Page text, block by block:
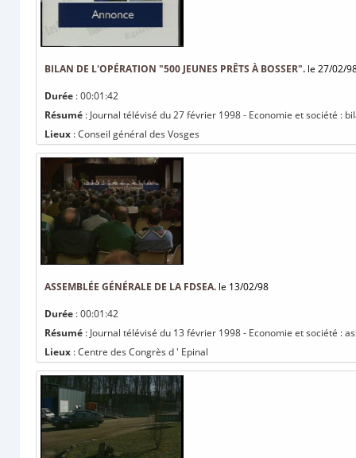
BILAN DE L'OPÉRATION "500 JEUNES PRÊTS À BOSSER". le 27/02/
Durée : 00:01:42
Résumé : Journal télévisé du 27 février 1998 - Economie et société :
Lieux : Conseil général des Vosges
ASSEMBLÉE GÉNÉRALE DE LA FDSEA. le 13/02/98
Durée : 00:01:42
Résumé : Journal télévisé du 13 février 1998 - Economie et société :
Lieux : Centre des Congrès d ' Epinal